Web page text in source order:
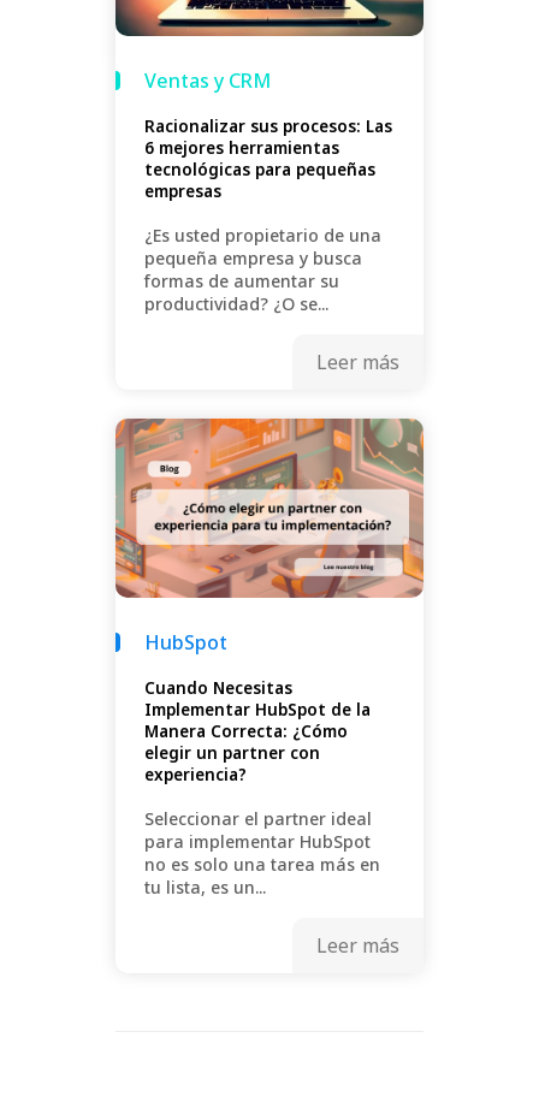
Ventas y CRM
Racionalizar sus procesos: Las
6 mejores herramientas
tecnológicas para pequeñas
empresas
¿Es usted propietario de una
pequeña empresa y busca
formas de aumentar su
productividad? ¿O se...
Leer más
HubSpot
Cuando Necesitas
Implementar HubSpot de la
Manera Correcta: ¿Cómo
elegir un partner con
experiencia?
Seleccionar el partner ideal
para implementar HubSpot
no es solo una tarea más en
tu lista, es un...
Leer más